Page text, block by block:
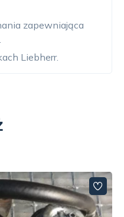
zapewniająca
Liebherr.